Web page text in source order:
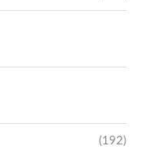
(192)